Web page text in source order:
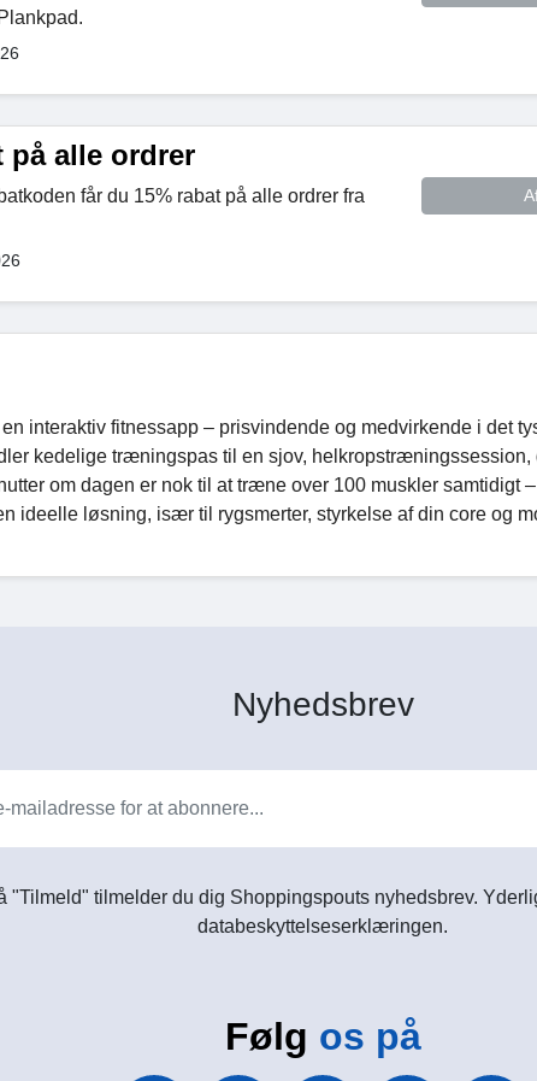
på alle ordrer
får du 15% rabat på alle ordrer fra
interaktiv fitnessapp – prisvindende og medvirkende i det
kedelige træningspas til en sjov, helkropstræningssession,
om dagen er nok til at træne over 100 muskler samtidigt –
ideelle løsning, især til rygsmerter, styrkelse af din core og
Nyhedsbrev
"Tilmeld" tilmelder du dig Shoppingspouts nyhedsbrev.
databeskyttelseserklæringen.
Følg os på